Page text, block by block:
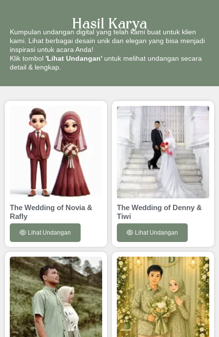
Hasil Karya
Kumpulan undangan digital yang telah kami buat untuk klien
kami. Lihat berbagai desain unik dan elegan yang bisa menjadi
inspirasi untuk acara Anda!
Klik tombol 'Lihat Undangan' untuk melihat undangan secara
detail & lengkap.
The Wedding of Novia &
Rafly
Lihat Undangan
The Wedding of Denny &
Tiwi
Lihat Undangan